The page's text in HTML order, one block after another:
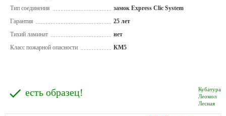
Тип соединения
замок Express Clic System
Гарантия
25 лет
Тихий ламинат
нет
Класс пожарной опасности
КМ5
Кубатура
Леомол
Лесная
есть образец!